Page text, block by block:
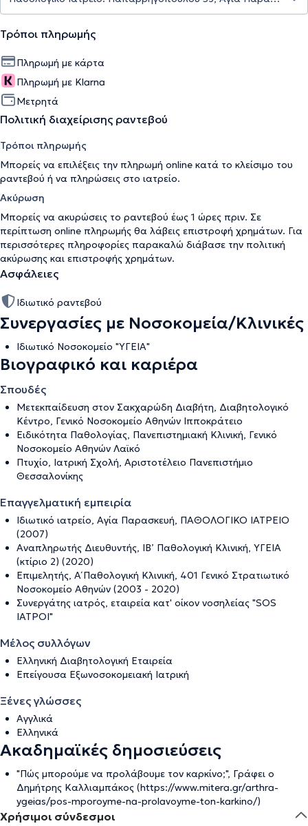
Τρόποι πληρωμής
Πληρωμή με κάρτα
Πληρωμή με Klarna
Μετρητά
Πολιτική διαχείρισης ραντεβού
Τρόποι πληρωμής
Μπορείς να επιλέξεις την πληρωμή online κατά το κλείσιμο του
ραντεβού ή να πληρώσεις στο ιατρείο.
Ακύρωση
Μπορείς να ακυρώσεις το ραντεβού έως 1 ώρες πριν. Σε
περίπτωση online πληρωμής θα λάβεις επιστροφή χρημάτων. Για
περισσότερες πληροφορίες παρακαλώ διάβασε την πολιτική
ακύρωσης και επιστροφής χρημάτων.
Ασφάλειες
Ιδιωτικό ραντεβού
Συνεργασίες με Νοσοκομεία/Κλινικές
Ιδιωτικό Νοσοκομείο "ΥΓΕΙΑ"
Βιογραφικό και καριέρα
Σπουδές
Μετεκπαίδευση στον Σακχαρώδη Διαβήτη, Διαβητολογικό
Κέντρο, Γενικό Νοσοκομείο Αθηνών Ιπποκράτειο
Ειδικότητα Παθολογίας, Πανεπιστημιακή Κλινική, Γενικό
Νοσοκομείο Αθηνών Λαϊκό
Πτυχίο, Ιατρική Σχολή, Αριστοτέλειο Πανεπιστήμιο
Θεσσαλονίκης
Επαγγελματική εμπειρία
Ιδιωτικό ιατρείο, Αγία Παρασκευή, ΠΑΘΟΛΟΓΙΚΟ ΙΑΤΡΕΙΟ
(2007)
Αναπληρωτής Διευθυντής, ΙΒ’ Παθολογική Κλινική, ΥΓΕΙΑ
(κτίριο 2) (2020)
Επιμελητής, Α΄ Παθολογική Κλινική, 401 Γενικό Στρατιωτικό
Νοσοκομείο Αθηνών (2003 - 2020)
Συνεργάτης ιατρός, εταιρεία κατ' οίκον νοσηλείας "SOS
ΙΑΤΡΟΙ"
Μέλος συλλόγων
Ελληνική Διαβητολογική Εταιρεία
Επείγουσα Εξωνοσοκομειακή Ιατρική
Ξένες γλώσσες
Αγγλικά
Ελληνικά
Ακαδημαϊκές δημοσιεύσεις
"Πώς μπορούμε να προλάβουμε τον καρκίνο;", Γράφει ο
Δημήτρης Καλλιαμπάκος (https://www.mitera.gr/arthra-
ygeias/pos-mporoyme-na-prolavoyme-ton-karkino/)
Χρήσιμοι σύνδεσμοι